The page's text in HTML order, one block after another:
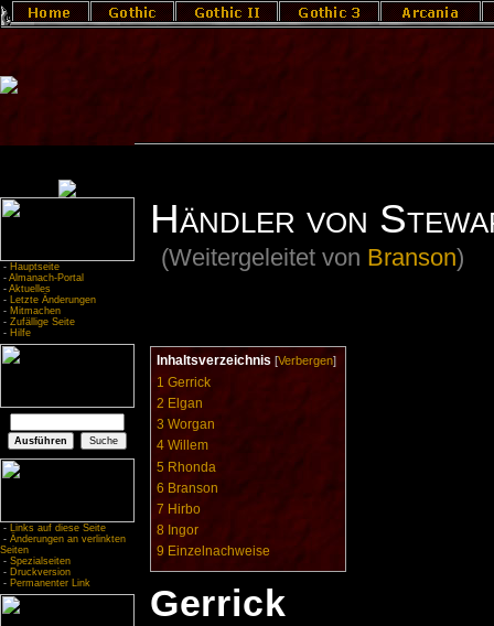
- Hauptseite
- Almanach-Portal
- Aktuelles
- Letzte Änderungen
- Mitmachen
- Zufällige Seite
- Hilfe
- Links auf diese Seite
- Änderungen an verlinkten
Seiten
- Spezialseiten
- Druckversion
- Permanenter Link
Händler von
(Weitergeleitet von Branson)
Inhaltsverzeichnis [Verbergen]
1 Gerrick
2 Elgan
3 Worgan
4 Willem
5 Rhonda
6 Branson
7 Hirbo
8 Ingor
9 Einzelnachweise
Gerrick